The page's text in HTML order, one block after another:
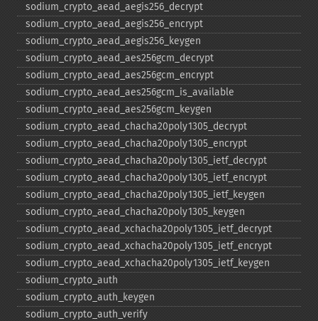
sodium_​crypto_​aead_​aegis256_​decrypt
sodium_​crypto_​aead_​aegis256_​encrypt
sodium_​crypto_​aead_​aegis256_​keygen
sodium_​crypto_​aead_​aes256gcm_​decrypt
sodium_​crypto_​aead_​aes256gcm_​encrypt
sodium_​crypto_​aead_​aes256gcm_​is_​available
sodium_​crypto_​aead_​aes256gcm_​keygen
sodium_​crypto_​aead_​chacha20poly1305_​decrypt
sodium_​crypto_​aead_​chacha20poly1305_​encrypt
sodium_​crypto_​aead_​chacha20poly1305_​ietf_​decrypt
sodium_​crypto_​aead_​chacha20poly1305_​ietf_​encrypt
sodium_​crypto_​aead_​chacha20poly1305_​ietf_​keygen
sodium_​crypto_​aead_​chacha20poly1305_​keygen
sodium_​crypto_​aead_​xchacha20poly1305_​ietf_​decrypt
sodium_​crypto_​aead_​xchacha20poly1305_​ietf_​encrypt
sodium_​crypto_​aead_​xchacha20poly1305_​ietf_​keygen
sodium_​crypto_​auth
sodium_​crypto_​auth_​keygen
sodium_​crypto_​auth_​verify